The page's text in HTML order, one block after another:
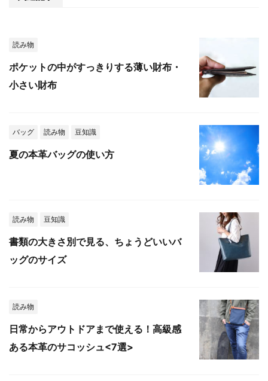
読み物
ポケットの中がすっきりする薄い財布・
小さい財布
バッグ 読み物 豆知識
夏の本革バッグの使い方
読み物 豆知識
書類の大きさ別で見る、ちょうどいいバ
ッグのサイズ
読み物
日常からアウトドアまで使える！高級感
ある本革のサコッシュ<7選>